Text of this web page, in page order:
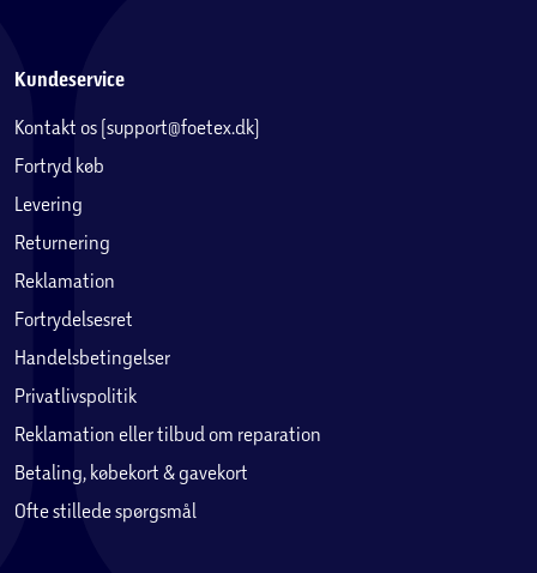
Kundeservice
Kontakt os (support@foetex.dk)
Fortryd køb
Levering
Returnering
Reklamation
Fortrydelsesret
Handelsbetingelser
Privatlivspolitik
Reklamation eller tilbud om reparation
Betaling, købekort & gavekort
Ofte stillede spørgsmål